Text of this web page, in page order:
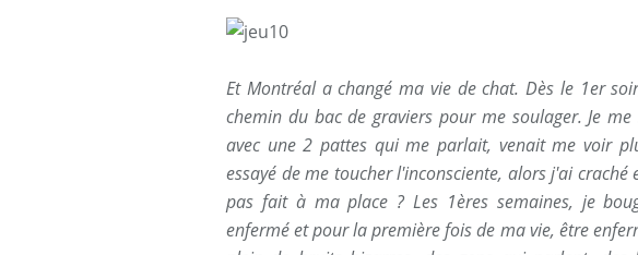
Et Montréal a changé ma vie de chat. Dès le 1er
chemin du bac de graviers pour me soulager. Je
avec une 2 pattes qui me parlait, venait me voir
essayé de me toucher l'inconsciente, alors j'ai
pas fait à ma place ? Les 1ères semaines, je
enfermé et pour la première fois de ma vie, être